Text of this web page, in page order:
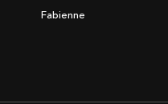
Fabienne